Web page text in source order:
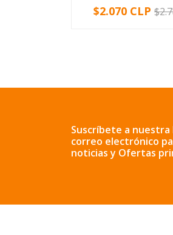
+
$2.070 CLP
Suscríbete a nuestra
correo electrónico
noticias y Ofertas